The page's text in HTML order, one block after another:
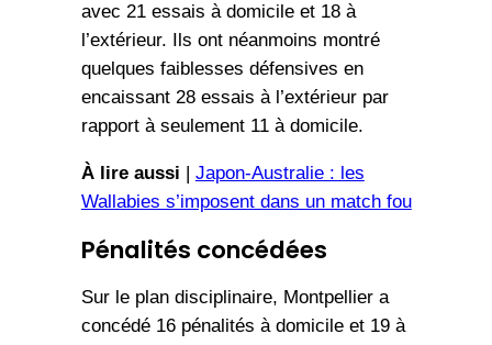
avec 21 essais à domicile et 18 à
l’extérieur. Ils ont néanmoins montré
quelques faiblesses défensives en
encaissant 28 essais à l’extérieur par
rapport à seulement 11 à domicile.
À lire aussi
Japon-Australie : les
Wallabies s’imposent dans un match fou
Pénalités concédées
Sur le plan disciplinaire, Montpellier a
concédé 16 pénalités à domicile et 19 à